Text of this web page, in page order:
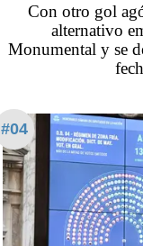
Con otro gol
alternativo
Monumental y se
#04